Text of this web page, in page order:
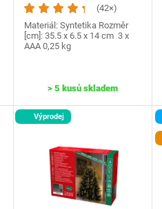
(42×)
Materiál: Syntetika Rozměr
[cm]: 35.5 x 6.5 x 14 cm 3 x
AAA 0,25 kg
> 5 kusů skladem
Výprodej